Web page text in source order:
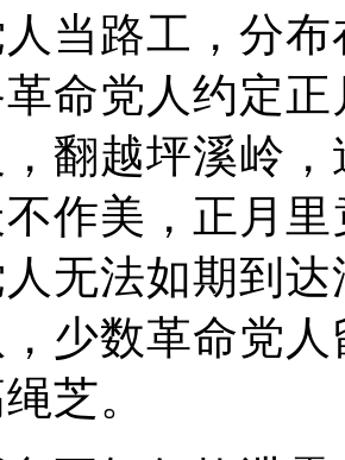
当路工，分
命党人约定
翻越坪溪岭
作美，正月
无法如期到
少数革命党
芝。